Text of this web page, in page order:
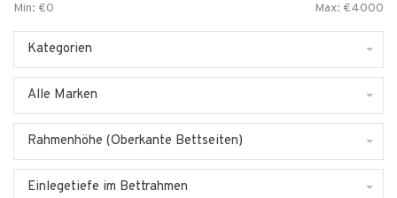
Min: €0 Max: €4000
Kategorien
Alle Marken
Rahmenhöhe (Oberkante Bettseiten)
Einlegetiefe im Bettrahmen